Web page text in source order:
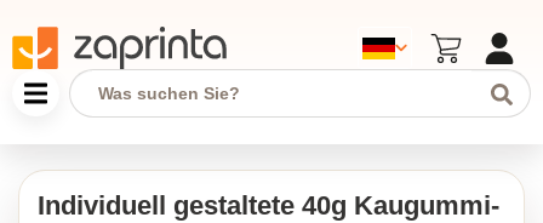
Individuell gestaltete 40g Kaugummi-